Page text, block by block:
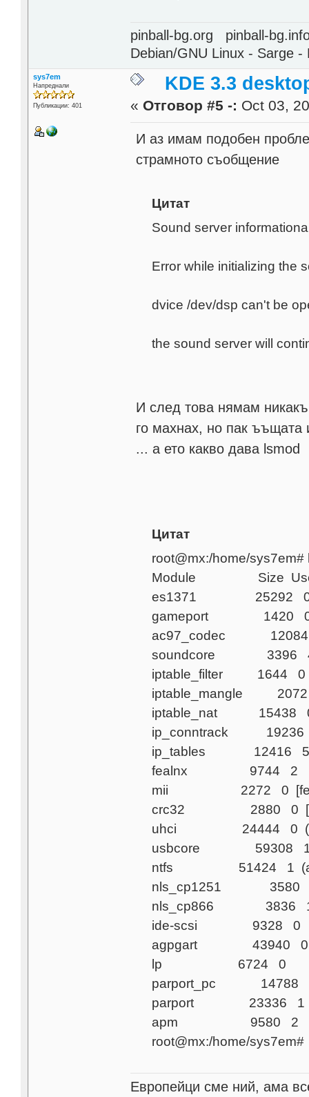
pinball-bg.org pinball-
Debian/GNU Linux - Sarge
sys7em
Напреднали
Публикации: 401
KDE 3.3
« Отговор #5 -: Oct 03,
И аз имам подобен
страмното съобщение
Цитат
Sound server
Error while initializing the
dvice /dev/dsp can't be
the sound server will
И след това нямам
го махнах, но пак ъъщата
... а ето какво дава lsmod
Цитат
root@mx:/home/sys7em#
Module Size Used
es1371 25292 0
gameport 1420 0
ac97_codec 12084
soundcore 3396 4
iptable_filter 1644 0
iptable_mangle 2072
iptable_nat 15438 0
ip_conntrack 19236 0
ip_tables 12416 5
fealnx 9744 2
mii 2272 0
crc32 2880 0
uhci 24444 0
usbcore 59308 1
ntfs 51424 1
nls_cp1251 3580 1
nls_cp866 3836 1
ide-scsi 9328 0
agpgart 43940 0
lp 6724 0
parport_pc 14788
parport 23336 1 [lp
apm 9580 2
root@mx:/home/sys7em#
Европейци сме ний, ама